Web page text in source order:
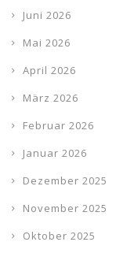
Juni 2026
Mai 2026
April 2026
März 2026
Februar 2026
Januar 2026
Dezember 2025
November 2025
Oktober 2025